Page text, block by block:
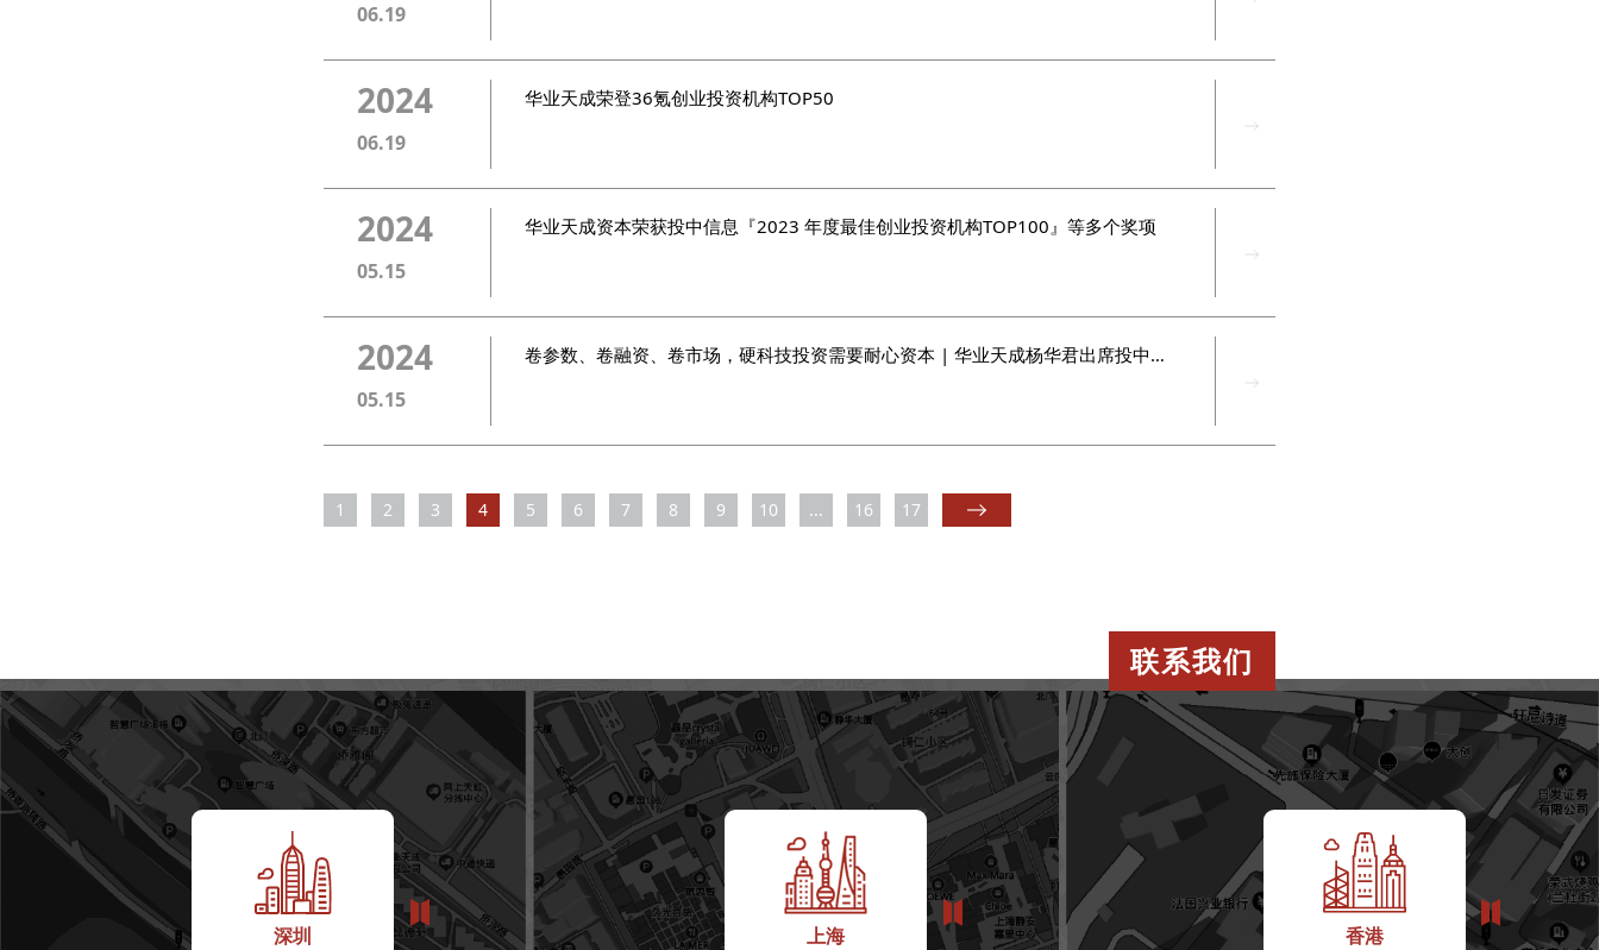
06.19
2024
06.19
华业天成荣登36氪创业投资机构TOP50
2024
05.15
华业天成资本荣获投中信息『2023 年度最佳创业投资机构TOP100』等多个奖项
2024
05.15
卷参数、卷融资、卷市场，硬科技投资需要耐心资本 | 华业天成杨华君出席投中年会圆桌分享
1 2 3 4 5 6 7 8 9 10 ... 16 17
联系我们
深圳 上海 香港